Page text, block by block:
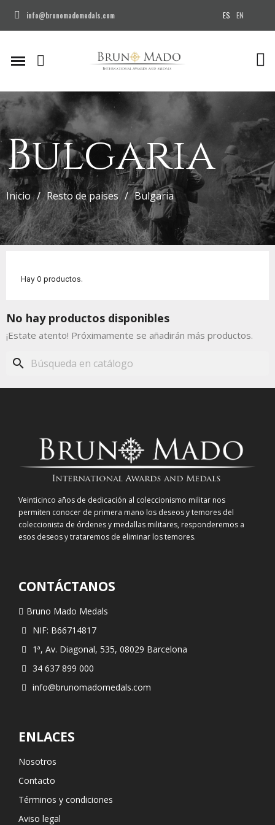
info@brunomadomedals.com ES EN
Bulgaria
Inicio Resto de paises Bulgaria
Hay 0 productos.
No hay productos disponibles
¡Estate atento! Próximamente se añadirán más productos.
search
Veinticinco años de dedicación al coleccionismo militar nos
permiten conocer de primera mano los deseos y temores del
coleccionista de órdenes y medallas militares, responderemos a
esos deseos y trataremos de eliminar los temores.
CONTÁCTANOS
Bruno Mado Medals
NIF: B66714817
1ª, Av. Diagonal, 535, 08029 Barcelona
34 637 899 000
info@brunomadomedals.com
ENLACES
Nosotros
Contacto
Términos y condiciones
Aviso legal